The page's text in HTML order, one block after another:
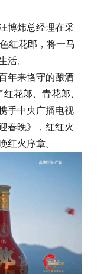
博炜总经理在采
红花郎，将一马
活。
年来恪守的酿酒
花郎、青花郎、
手中央广播电视
春晚》，红红火
红火序章。